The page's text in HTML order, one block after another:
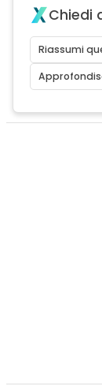
Chiedi
Riassumi